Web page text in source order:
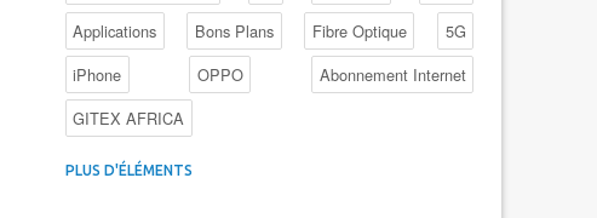
Applications
Bons Plans Fibre Optique
5G
iPhone
OPPO
Abonnement Internet
GITEX AFRICA
4G au Maroc
PLUS D'ÉLÉMENTS